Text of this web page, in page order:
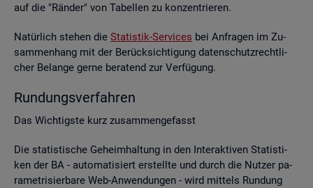
auf die "Rän­der" von Ta­bel­len zu kon­zen­trie­ren.
Na­tür­lich ste­hen die Sta­tis­tik-Ser­vices bei An­fra­gen im Zu­
sam­men­hang mit der Be­rück­sich­ti­gung da­ten­schutz­recht­li­
cher Be­lan­ge gerne be­ra­tend zur Ver­fü­gung.
Run­dungs­ver­fah­ren
Das Wich­tigs­te kurz zu­sam­men­ge­fasst
Die sta­tis­ti­sche Ge­heim­hal­tung in den In­ter­ak­ti­ven Sta­tis­ti­
ken der BA - au­to­ma­ti­siert er­stell­te und durch die Nut­zer pa­
ra­me­tri­sier­ba­re Web-An­wen­dun­gen - wird mit­tels Run­dung